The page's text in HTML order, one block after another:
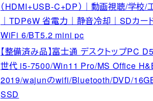
（HDMI+USB-C+DP）｜動画視聴/学校/
｜TDP6W 省電力｜静音冷却｜SDカー
WiFi 6/BT5.2 mini pc
【整備済み品】富士通 デスクトップPC
世代 i5-7500/Win11 Pro/MS Office
2019/wajunのwifi/Bluetooth/DVD/
SSD